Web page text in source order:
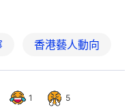
香港藝人動向
1 5